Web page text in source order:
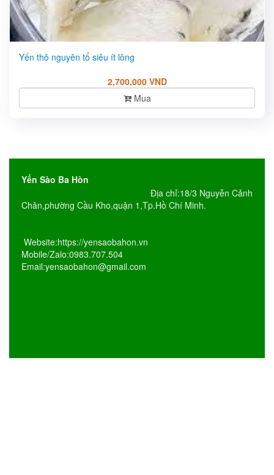
Yến thô nguyên tổ siêu ít lông
2,700,000 VND
Mua
Yến Sào Ba Hòn
Địa chỉ:18/3 Nguyễn Cảnh
Chân,phường Cầu Kho,quận 1,Tp.Hồ Chí Minh.
Website:https://yensaobahon.vn
Mobile/Zalo:0983.707.504
Email:yensaobahon@gmail.com